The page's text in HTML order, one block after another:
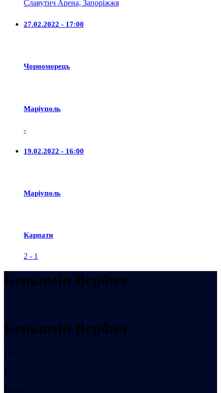
Славутич Арена, Запоріжжя
27.02.2022 - 17:00
Чорноморець
Маріуполь
-
19.02.2022 - 16:00
Маріуполь
Карпати
2 - 1
Беньямiн Вербич
Беньямiн Вербич
Рост:
Вес:
Возраст